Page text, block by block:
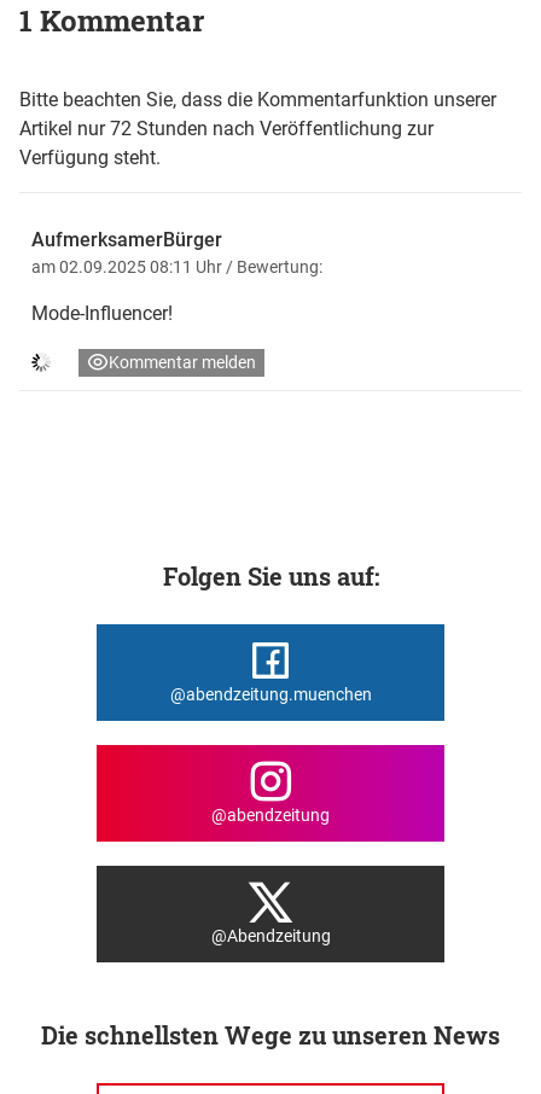
1 Kommentar
Bitte beachten Sie, dass die Kommentarfunktion unserer
Artikel nur 72 Stunden nach Veröffentlichung zur
Verfügung steht.
AufmerksamerBürger
am 02.09.2025 08:11 Uhr/ Bewertung:
Mode-Influencer!
Kommentar melden
Folgen Sie uns auf:
@abendzeitung.muenchen
@abendzeitung
@Abendzeitung
Die schnellsten Wege zu unseren News